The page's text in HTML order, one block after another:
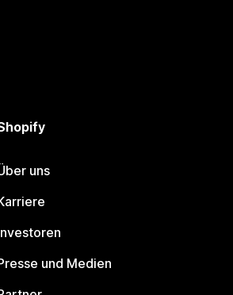
uns
und Medien